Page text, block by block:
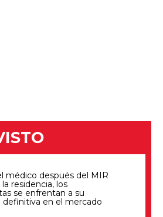
médico después del MIR
la residencia, los
se enfrentan a su
definitiva en el mercado